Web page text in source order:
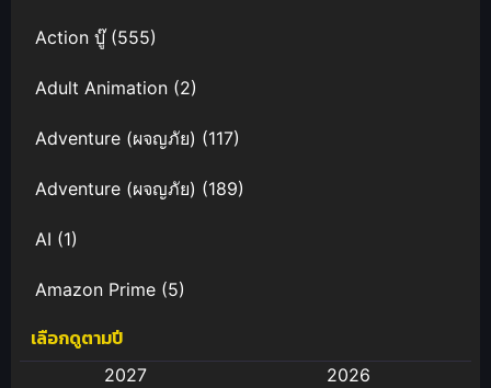
Action บู๊(555)
Adult Animation (2)
Adventure (ผจญภัย) (117)
Adventure (ผจญภัย) (189)
AI (1)
Amazon Prime (5)
Anal (ประตูหลัง)
เลือกดูตามปี
2027
2026